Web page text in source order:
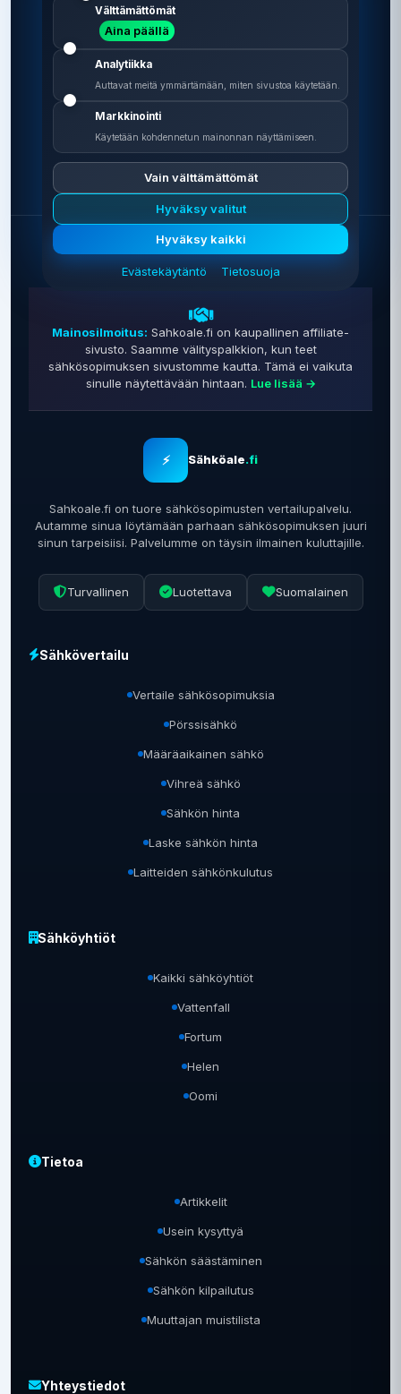
Vertailu on ilmainen
Mainosilmoitus: Sahkoale.fi on kaupallinen affiliate-
sivusto. Saamme välityspalkkion, kun teet
sähkösopimuksen sivustomme kautta. Tämä ei vaikuta
sinulle näytettävään hintaan. Lue lisää →
⚡ Sähköale.fi
Sahkoale.fi on tuore sähkösopimusten vertailupalvelu.
Autamme sinua löytämään parhaan sähkösopimuksen juuri
sinun tarpeisiisi. Palvelumme on täysin ilmainen kuluttajille.
Turvallinen Luotettava Suomalainen
Sähkövertailu
Vertaile sähkösopimuksia
Pörssisähkö
Määräaikainen sähkö
Vihreä sähkö
Sähkön hinta
Laske sähkön hinta
Laitteiden sähkönkulutus
Sähköyhtiöt
Kaikki sähköyhtiöt
Vattenfall
Fortum
Helen
Oomi
Tietoa
Artikkelit
Usein kysyttyä
Sähkön säästäminen
Sähkön kilpailutus
Muuttajan muistilista
Yhteystiedot
Välttämättömät
Aina päällä
Analytiikka
Auttavat meitä ymmärtämään, miten sivustoa käytetään.
Markkinointi
Käytetään kohdennetun mainonnan näyttämiseen.
Vain välttämättömät
Hyväksy valitut
Hyväksy kaikki
Evästekäytäntö Tietosuoja